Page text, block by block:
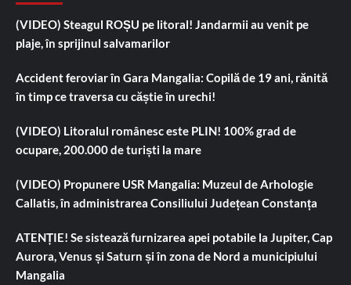
(VIDEO) Steagul ROȘU pe litoral! Jandarmii au venit pe
plaje, în sprijinul salvamarilor
Accident feroviar în Gara Mangalia: Copilă de 19 ani, rănită
în timp ce traversa cu căștie în urechi!
(VIDEO) Litoralul românesc este PLIN! 100% grad de
ocupare, 200.000 de turiști la mare
(VIDEO) Propunere USR Mangalia: Muzeul de Arhologie
Callatis, în administrarea Consiliului Județean Constanța
ATENȚIE! Se sistează furnizarea apei potabile la Jupiter, Cap
Aurora, Venus și Saturn și în zona de Nord a municipiului
Mangalia